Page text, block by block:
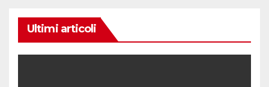
Ultimi articoli